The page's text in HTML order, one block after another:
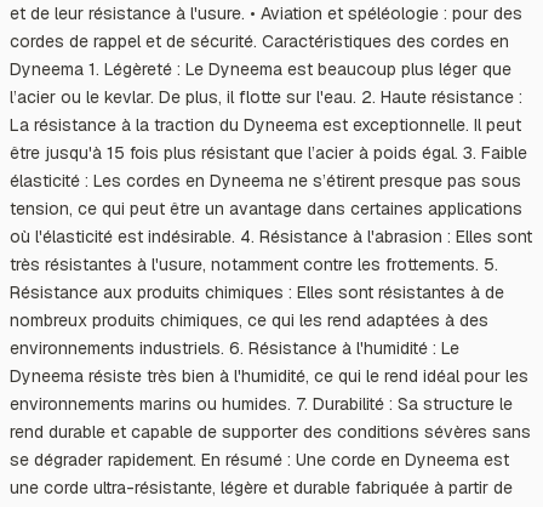
et de leur résistance à l'usure. • Aviation et spéléologie : pour des
cordes de rappel et de sécurité. Caractéristiques des cordes en
Dyneema 1. Légèreté : Le Dyneema est beaucoup plus léger que
l’acier ou le kevlar. De plus, il flotte sur l'eau. 2. Haute résistance :
La résistance à la traction du Dyneema est exceptionnelle. Il peut
être jusqu'à 15 fois plus résistant que l’acier à poids égal. 3. Faible
élasticité : Les cordes en Dyneema ne s’étirent presque pas sous
tension, ce qui peut être un avantage dans certaines applications
où l'élasticité est indésirable. 4. Résistance à l'abrasion : Elles sont
très résistantes à l'usure, notamment contre les frottements. 5.
Résistance aux produits chimiques : Elles sont résistantes à de
nombreux produits chimiques, ce qui les rend adaptées à des
environnements industriels. 6. Résistance à l'humidité : Le
Dyneema résiste très bien à l'humidité, ce qui le rend idéal pour les
environnements marins ou humides. 7. Durabilité : Sa structure le
rend durable et capable de supporter des conditions sévères sans
se dégrader rapidement. En résumé : Une corde en Dyneema est
une corde ultra-résistante, légère et durable fabriquée à partir de